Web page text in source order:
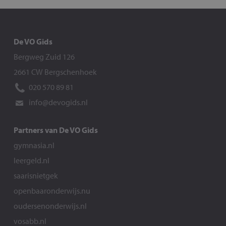
De VO Gids
Bergweg Zuid 126
2661 CW Bergschenhoek
020 570 89 81
info@devogids.nl
Partners van De VO Gids
gymnasia.nl
leergeld.nl
saarisnietgek
openbaaronderwijs.nu
oudersenonderwijs.nl
vosabb.nl